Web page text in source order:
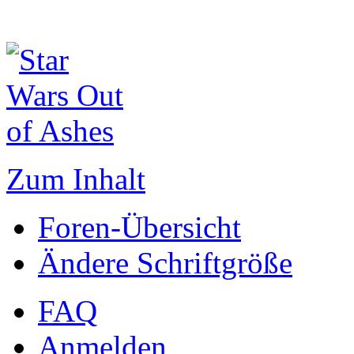
Zum Inhalt
Foren-Übersicht
Ändere Schriftgröße
FAQ
Anmelden